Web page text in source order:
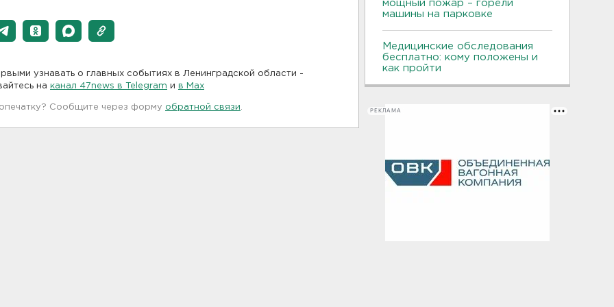
узнавать о главных событиях в Ленинградской области -
на канал 47news в Telegram и в Maх
Сообщите через форму обратной связи
мощный пожар – горели
машины на парковке
Медицинские обследования
бесплатно: кому положены и
как пройти
РЕКЛАМА